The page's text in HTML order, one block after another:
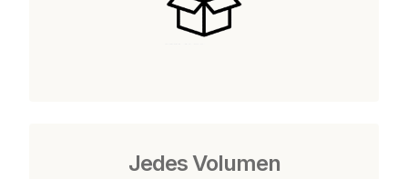
Jedes Volumen